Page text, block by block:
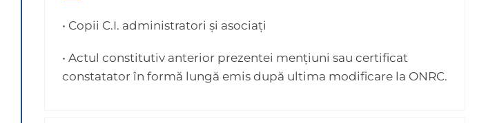
• Copii C.I. administratori și asociați
• Actul constitutiv anterior prezentei mențiuni sau certificat
constatator în formă lungă emis după ultima modificare la ONRC.